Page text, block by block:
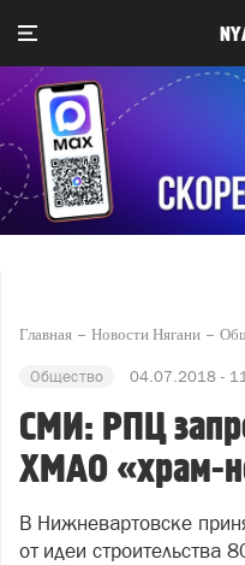
Главная Новости Нягани
Общество 04.07.2018 -
СМИ: РПЦ
ХМАО «храм-
В Нижневартовске
от идеи строительства